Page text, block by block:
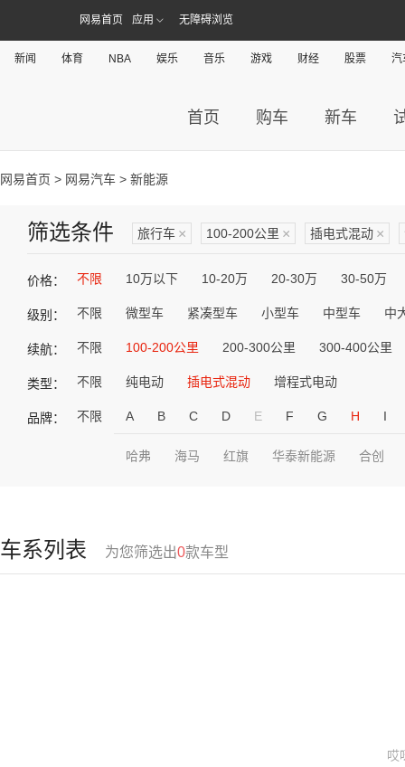
网易首页 应用 无障碍浏览
新闻 体育 NBA 娱乐 音乐 游戏 财经 股票 汽
首页 购车 新车
网易首页 > 网易汽车 > 新能源
筛选条件 旅行车 × 100-200公里 × 插电式混动 ×
价格： 不限 10万以下 10-20万 20-30万 30-50万
级别： 不限 微型车 紧凑型车 小型车 中型车 中
续航： 不限 100-200公里 200-300公里 300-400公里
类型： 不限 纯电动 插电式混动 增程式电动
品牌： 不限 A B C D E F G H I
哈弗 海马 红旗 华泰新能源 合创
车系列表 为您筛选出0款车型
哎